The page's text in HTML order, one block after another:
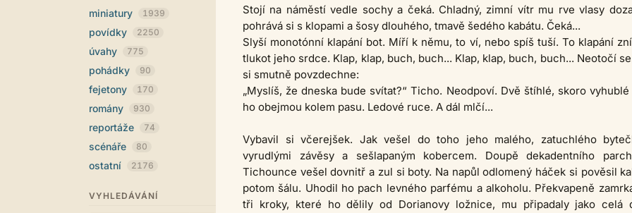
miniatury 1939
povídky 2250
úvahy 775
pohádky 90
fejetony 170
romány 930
reportáže 74
scénáře 80
ostatní 2176
VYHLEDÁVÁNÍ
Stojí na náměstí vedle sochy a čeká. Chladný, zimní vítr mu rve vlasy
pohrává si s klopami a šosy dlouhého, tmavě šedého kabátu. Čeká...
Slyší monotónní klapání bot. Míří k němu, to ví, nebo spíš tuší. To klapání
tlukot jeho srdce. Klap, klap, buch, buch... Klap, klap, buch, buch... Neotočí
si smutně povzdechne:
„Myslíš, že dneska bude svítat?“ Ticho. Neodpoví. Dvě štíhlé, skoro
ho obejmou kolem pasu. Ledové ruce. A dál mlčí...
Vybavil si včerejšek. Jak vešel do toho jeho malého, zatuchlého
vyrudlými závěsy a sešlapaným kobercem. Doupě dekadentního
Tichounce vešel dovnitř a zul si boty. Na napůl odlomený háček si pověsil
potom šálu. Uhodil ho pach levného parfému a alkoholu. Překvapeně
tři kroky, které ho dělily od Dorianovy ložnice, mu připadaly jako celá